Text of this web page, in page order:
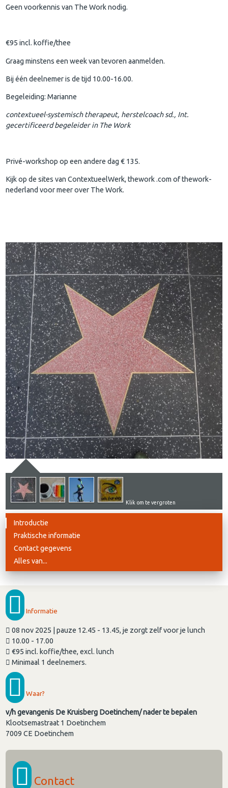
Geen voorkennis van The Work nodig.
€95 incl. koffie/thee
Graag minstens een week van tevoren aanmelden.
Bij één deelnemer is de tijd 10.00-16.00.
Begeleiding: Marianne
contextueel-systemisch therapeut, herstelcoach sd., Int.
gecertificeerd begeleider in The Work
Privé-workshop op een andere dag € 135.
Kijk op de sites van ContextueelWerk, thework .com of thework-
nederland voor meer over The Work.
Klik om te vergroten
Introductie
Praktische informatie
Contact gegevens
Alles van...
Informatie
08 nov 2025 | pauze 12.45 - 13.45, je zorgt zelf voor je lunch
10.00 - 17.00
€95 incl. koffie/thee, excl. lunch
Minimaal 1 deelnemers.
Waar?
v/h gevangenis De Kruisberg Doetinchem/ nader te bepalen
Klootsemastraat 1 Doetinchem
7009 CE Doetinchem
Contact